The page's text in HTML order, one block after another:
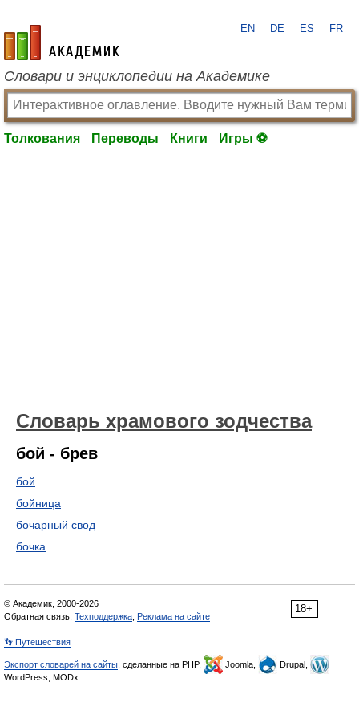
academic.ru
EN DE ES FR
Словари и энциклопедии на Академике
Толкования Переводы Книги Игры ⚽
Словарь храмового зодчества
бой - брев
бой
бойница
бочарный свод
бочка
18+
© Академик, 2000-2026
Обратная связь: Техподдержка Реклама на сайте
👣 Путешествия
Экспорт словарей на сайты , сделанные на PHP, Joomla,
Drupal,
WordPress, MODx.